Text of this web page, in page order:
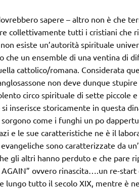
sapere – altro non è che
collettivamente tutti i cristiani che
esiste un’autorità spirituale
un ensemble di una ventina di
cattolico/romana. Considerata
non deve dunque
circo spirituale di sette piccole
inserisce storicamente in questa
come i funghi un po
e le sue caratteristiche ne è il
sono caratterizzate da
gli altri hanno perduto e che pare
ovvero rinascita….un re-
tutto il secolo XIX, mentre è